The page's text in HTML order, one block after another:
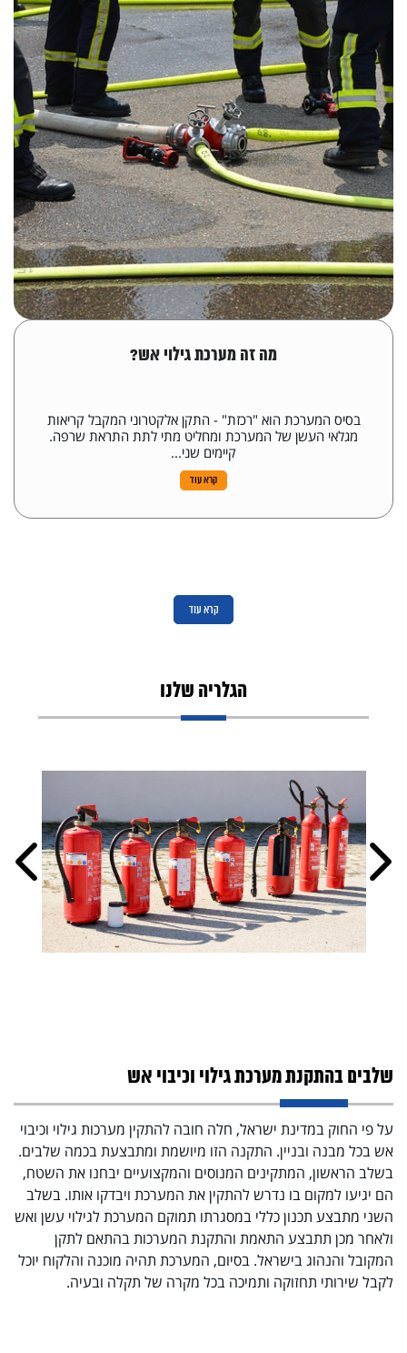
מה זה מערכת גילוי אש?
בסיס המערכת הוא "רכזת" - התקן אלקטרוני המקבל קריאות
מגלאי העשן של המערכת ומחליט מתי לתת התראת שרפה.
קיימים שני...
קרא עוד
קרא עוד
הגלריה שלנו
שלבים בהתקנת מערכת גילוי וכיבוי אש
על פי החוק במדינת ישראל, חלה חובה להתקין מערכות גילוי וכיבוי
אש בכל מבנה ובניין. התקנה הזו מיושמת ומתבצעת בכמה שלבים.
בשלב הראשון, המתקינים המנוסים והמקצועיים יבחנו את השטח,
הם יגיעו למקום בו נדרש להתקין את המערכת ויבדקו אותו. בשלב
השני מתבצע תכנון כללי במסגרתו תמוקם המערכת לגילוי עשן ואש
ולאחר מכן תתבצע התאמת והתקנת המערכות בהתאם לתקן
המקובל והנהוג בישראל. בסיום, המערכת תהיה מוכנה והלקוח יוכל
לקבל שירותי תחזוקה ותמיכה בכל מקרה של תקלה ובעיה.